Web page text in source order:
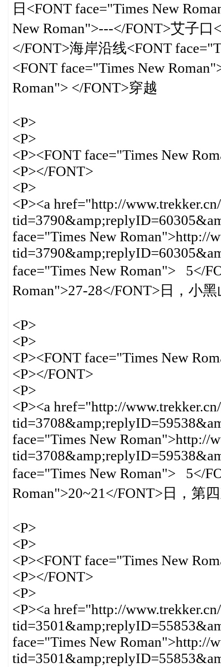
日<FONT face="Times New
New Roman">---</FONT>艾子口
</FONT>海岸沿线<FONT
<FONT face="Times New
Roman"> </FONT>穿越
<P>
<P>
<P><FONT face="Times New
<P></FONT>
<P>
<P><a href="http://
face="Times New Roman">http://
face="Times New Roman"> 5</
Roman">27-28</FONT>日，小
<P>
<P>
<P><FONT face="Times New
<P></FONT>
<P>
<P><a href="http://
face="Times New Roman">http://
face="Times New Roman"> 5</
Roman">20~21</FONT>日，第
<P>
<P>
<P><FONT face="Times New
<P></FONT>
<P>
<P><a href="http://
face="Times New Roman">http://